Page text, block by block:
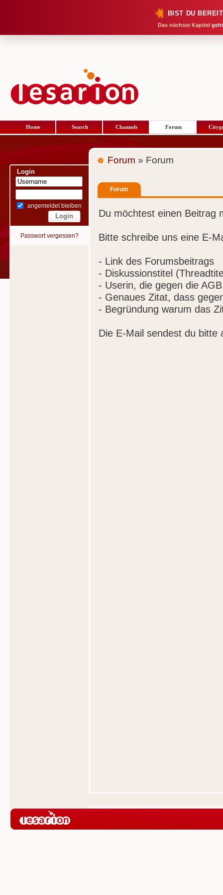
BIST DU
Das nächste Kapitel
Home Search Channels Forum
Login
angemeldet bleiben
Passwort vergessen?
Forum » Forum
Forum
Du möchtest einen Beitrag
Bitte schreibe uns eine E-
- Link des Forumsbeitrags
- Diskussionstitel
- Userin, die gegen die
- Genaues Zitat, dass
- Begründung warum das
Die E-Mail sendest du bitte